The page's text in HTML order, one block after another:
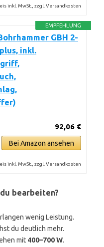
inkl. MwSt., zzgl. Versandkosten
EMPFEHLUNG
GBH 2-
inkl.
92,06 €
Bei Amazon ansehen
inkl. MwSt., zzgl. Versandkosten
bearbeiten?
wenig Leistung.
du deutlich mehr.
mit 400–700 W.